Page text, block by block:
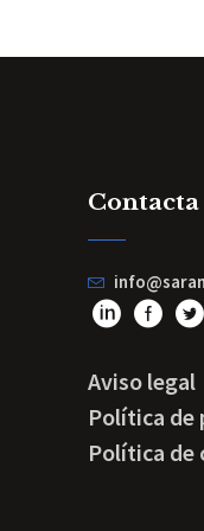
Aviso legal
Política de
Política de